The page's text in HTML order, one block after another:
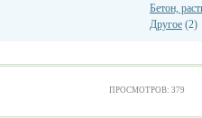
Бетон,
Другое (2)
ПРОСМОТРОВ: 379